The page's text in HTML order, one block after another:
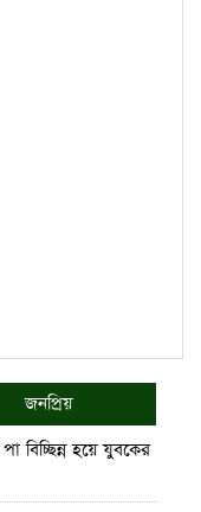
জনপ্রিয়
বিচ্ছিন্ন হয়ে যুবকের